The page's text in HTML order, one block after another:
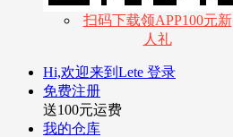
扫码下载领APP100元新
人礼
Hi,欢迎来到Lete 登录
免费注册
送100元运费
我的仓库